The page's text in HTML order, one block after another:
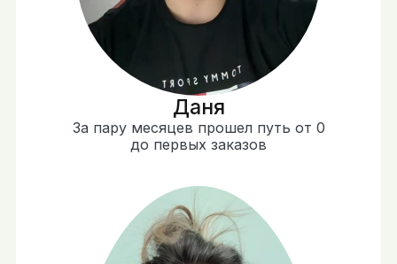
Даня
За пару месяцев прошел путь от 0
до первых заказов